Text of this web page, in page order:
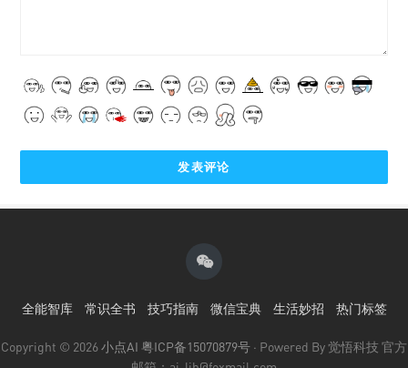
全能智库 常识全书 技巧指南 微信宝典 生活妙招 热门标签
Copyright © 2026小点AI 粤ICP备15070879号 · Powered By 觉悟科技 官方